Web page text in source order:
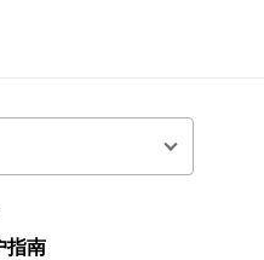
指南